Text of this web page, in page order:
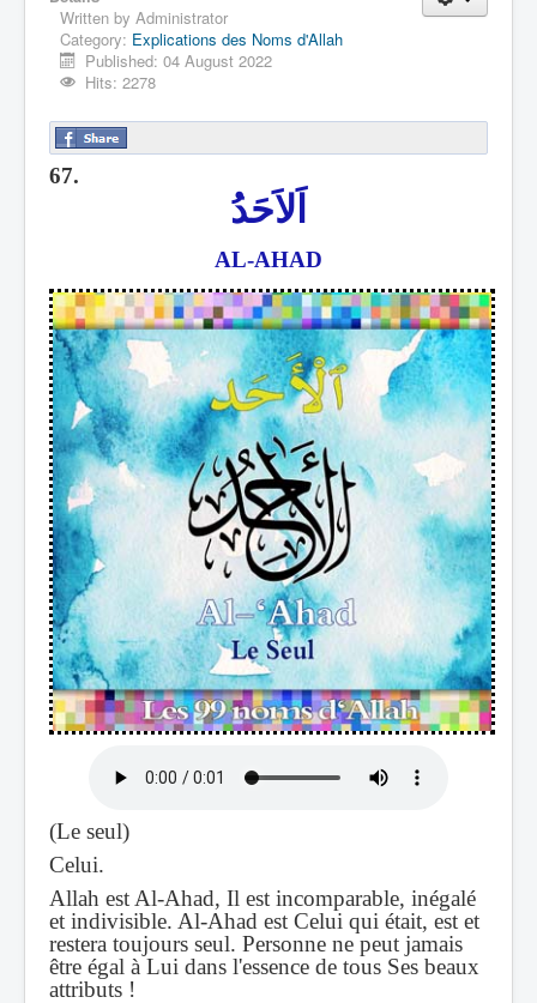
Written by Administrator
Category: Explications des Noms d'Allah
Published: 04 August 2022
Hits: 2278
67.
اَلاَحَدُ
AL-AHAD
(Le seul)
Celui.
Allah est Al-Ahad, Il est incomparable, inégalé
et indivisible. Al-Ahad est Celui qui était, est et
restera toujours seul. Personne ne peut jamais
être égal à Lui dans l'essence de tous Ses beaux
attributs !